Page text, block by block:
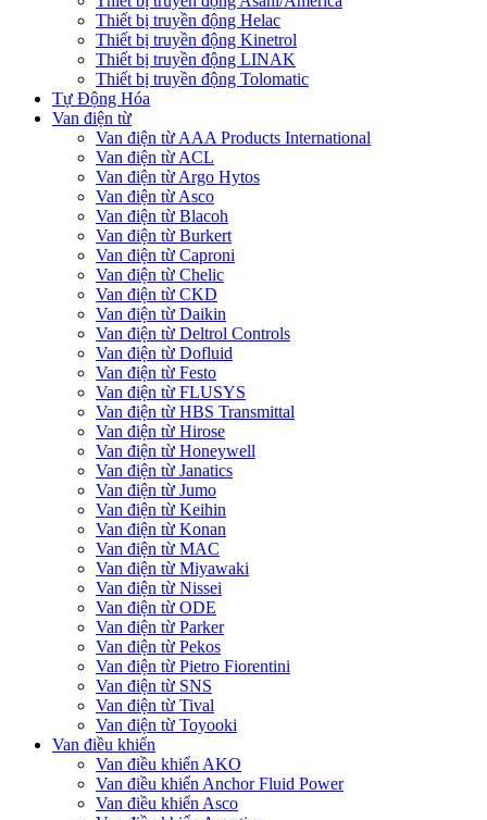
Thiết bị truyền động Helac
Thiết bị truyền động Kinetrol
Thiết bị truyền động LINAK
Thiết bị truyền động Tolomatic
Tự Động Hóa
Van điện từ
Van điện từ AAA Products International
Van điện từ ACL
Van điện từ Argo Hytos
Van điện từ Asco
Van điện từ Blacoh
Van điện từ Burkert
Van điện từ Caproni
Van điện từ Chelic
Van điện từ CKD
Van điện từ Daikin
Van điện từ Deltrol Controls
Van điện từ Dofluid
Van điện từ Festo
Van điện từ FLUSYS
Van điện từ HBS Transmittal
Van điện từ Hirose
Van điện từ Honeywell
Van điện từ Janatics
Van điện từ Jumo
Van điện từ Keihin
Van điện từ Konan
Van điện từ MAC
Van điện từ Miyawaki
Van điện từ Nissei
Van điện từ ODE
Van điện từ Parker
Van điện từ Pekos
Van điện từ Pietro Fiorentini
Van điện từ SNS
Van điện từ Tival
Van điện từ Toyooki
Van điều khiển
Van điều khiển AKO
Van điều khiển Anchor Fluid Power
Van điều khiển Asco